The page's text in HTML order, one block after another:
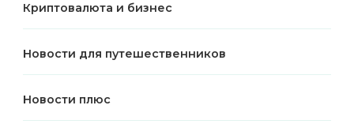
Криптовалюта и бизнес
Новости для путешественников
Новости плюс